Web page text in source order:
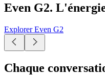
Even G2.
Explorer Even G2
Chaque